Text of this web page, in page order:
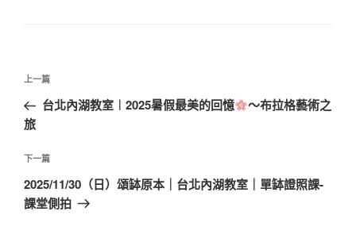
文
導
覽
上
一
篇
章
上一篇
台北內湖教室︱2025暑假最美的回憶
〜布拉格藝術之
旅
下
一
篇
下一篇
2025/11/30（日）頌缽原本｜台北內湖教室｜單缽證照課-
課堂側拍